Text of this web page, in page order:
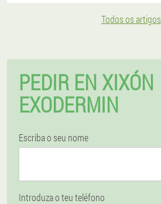
Todos os artigos
PEDIR EN XIXÓN
EXODERMIN
Escriba o seu nome
Introduza o teu teléfono